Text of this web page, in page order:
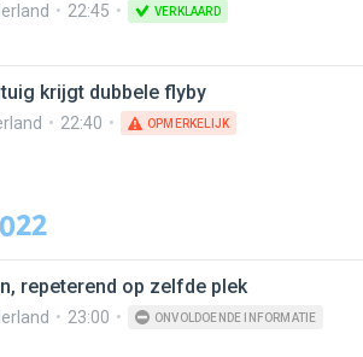
22:45 VERKLAARD
krijgt dubbele flyby
22:40 OPMERKELIJK
repeterend op zelfde plek
23:00 ONVOLDOENDE INFORMATIE